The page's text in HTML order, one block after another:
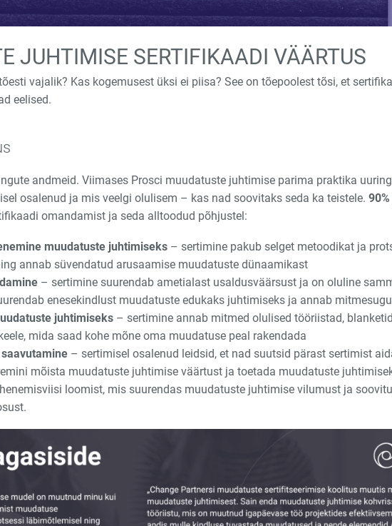
JUHTIMISE SERTIFIKAADI VÄÄRTUS
vajalik? Kas kogemusest üksi ei piisa? See on tõepoolest tõsi, et
eelised.
andmeid. Viimases Prosci muudatuste juhtimise parima praktika
osalenud ja mis veelgi olulisem – kas nad soovitaks seda ka teistele.
omandamist ja seda alltoodud põhjustel:
muudatuste juhtimiseks – sertimine pakub selget metoodikat ja
annab süvendatud arusaamise muudatuste dünaamikast
– sertimine suurendab ametialast usaldusväärsust ja on oluline
enesekindlust muudatuste edukaks juhtimiseks ja annab
juhtimiseks – sertimine annab mitmed olulised tööriistad,
mida saad kohe mõne oma muudatuse peal rakendada
– sertimisel osalenud leidsid, et nad suutsid pärast sertimist
mõista muudatuste juhtimise väärtust ja toetada muudatuste
loomist, mis suurendas muudatuste juhtimise vilumust ja